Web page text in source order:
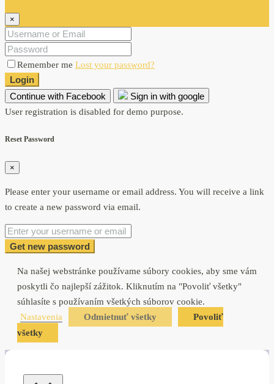
×
Remember me Lost your password?
Login
Continue with Facebook
Sign in with google
User registration is disabled for demo purpose.
Reset Password
×
Please enter your username or email address. You will receive a link
to create a new password via email.
Get new password
Na našej webstránke používame súbory cookies, aby sme vám
poskytli čo najlepší zážitok. Kliknutím na "Povoliť všetky"
súhlasíte s používaním všetkých súborov cookie.
Nastavenia
Odmietnuť všetky
Povoliť
všetky